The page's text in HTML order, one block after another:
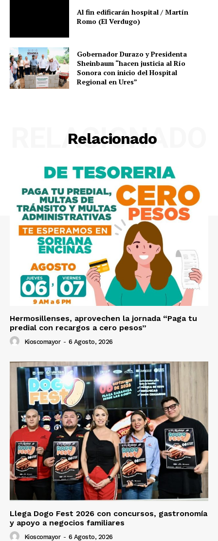
Al fin edificarán hospital / Martín
Romo (El Verdugo)
Gobernador Durazo y Presidenta
Sheinbaum “hacen justicia al Río
Sonora con inicio del Hospital
Regional en Ures”
Relacionado
RELACIONADO
Hermosillenses, aprovechen la jornada “Paga tu
predial con recargos a cero pesos”
Kioscomayor - 6 Agosto, 2026
Llega Dogo Fest 2026 con concursos, gastronomía
y apoyo a negocios familiares
Kioscomayor - 6 Agosto, 2026